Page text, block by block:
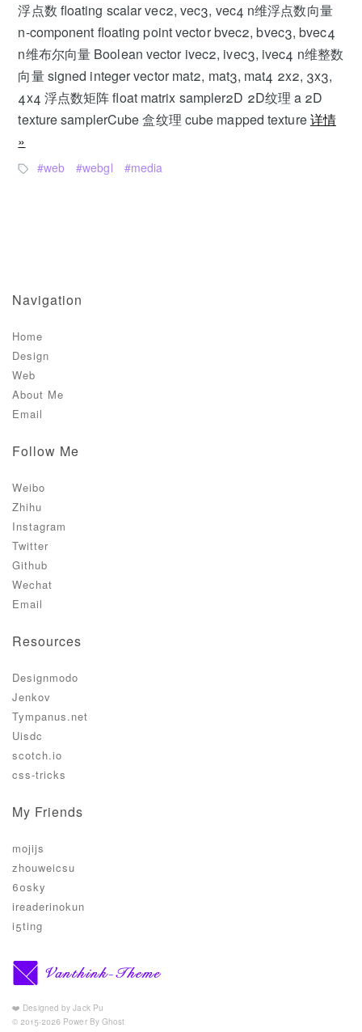
浮点数 floating scalar vec2, vec3, vec4 n维浮点数向量
n-component floating point vector bvec2, bvec3, bvec4
n维布尔向量 Boolean vector ivec2, ivec3, ivec4 n维整数
向量 signed integer vector mat2, mat3, mat4 2x2, 3x3,
4x4 浮点数矩阵 float matrix sampler2D 2D纹理 a 2D
texture samplerCube 盒纹理 cube mapped texture详情
»
web webgl media
Navigation
Home
Design
Web
About Me
Email
Follow Me
Weibo
Zhihu
Instagram
Twitter
Github
Wechat
Email
Resources
Designmodo
Jenkov
Tympanus.net
Uisdc
scotch.io
css-tricks
My Friends
mojijs
zhouweicsu
60sky
ireaderinokun
i5ting
❤️ Designed by Jack Pu
© 2015-2026 Power By Ghost